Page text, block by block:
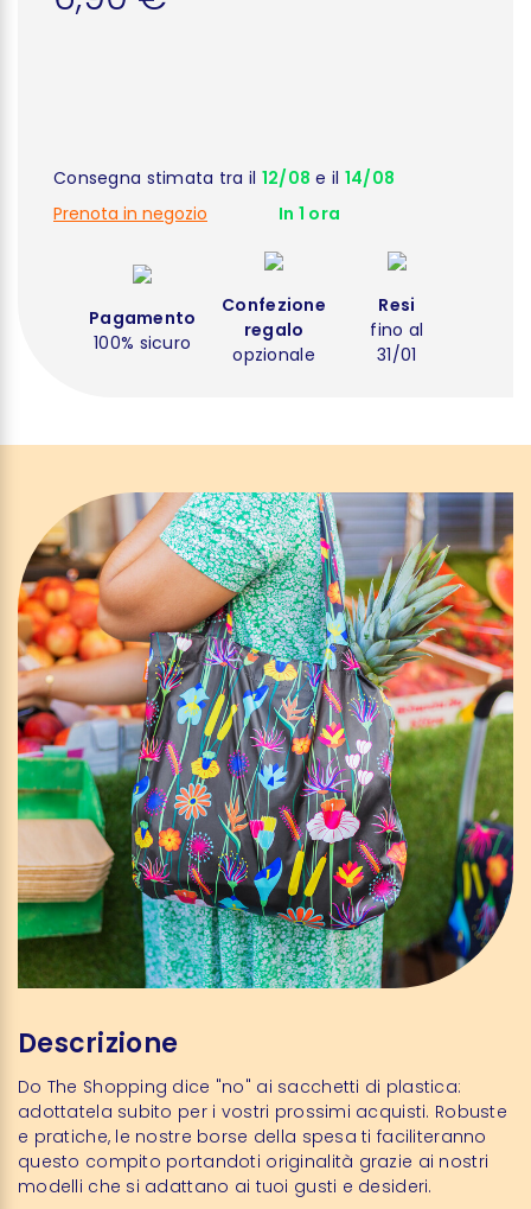
Consegna stimata tra il 12/08 e il 14/08
Prenota in negozio
In 1 ora
Pagamento
100% sicuro
Confezione
regalo
opzionale
Resi
fino al
31/01
Descrizione
Do The Shopping dice "no" ai sacchetti di plastica:
adottatela subito per i vostri prossimi acquisti. Robuste
e pratiche, le nostre borse della spesa ti faciliteranno
questo compito portandoti originalità grazie ai nostri
modelli che si adattano ai tuoi gusti e desideri.